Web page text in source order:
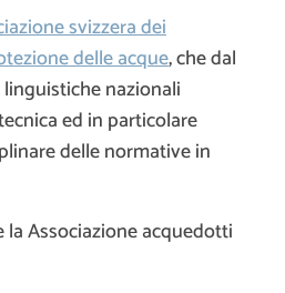
svizzera dei
delle acque, che dal
nazionali
ed in particolare
delle normative in
Associazione acquedotti